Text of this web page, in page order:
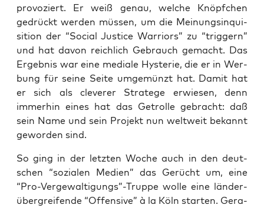
pro­vo­ziert. Er weiß genau, wel­che Knöpf­chen
gedrückt wer­den müs­sen, um die Mei­nungs­in­qui­
si­ti­on der “Social Jus­ti­ce War­ri­ors” zu “trig­gern”
und hat davon reich­lich Gebrauch gemacht. Das
Ergeb­nis war eine media­le Hys­te­rie, die er in Wer­
bung für sei­ne Sei­te umge­münzt hat. Damit hat
er sich als cle­ve­rer Stra­te­ge erwie­sen, denn
immer­hin eines hat das Getrol­le gebracht: daß
sein Name und sein Pro­jekt nun welt­weit bekannt
gewor­den sind.
So ging in der letz­ten Woche auch in den deut­
schen “sozia­len Medi­en” das Gerücht um, eine
“Pro-Vergewaltigungs”-Truppe wol­le eine län­der­
über­grei­fen­de “Offen­si­ve” à la Köln star­ten. Gera­